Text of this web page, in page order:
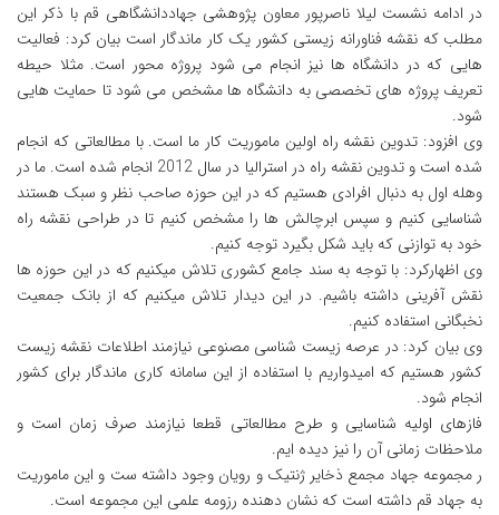
در ادامه نشست لیلا ناصرپور معاون پژوهشی جهاددانشگاهی قم با ذکر این
مطلب که نقشه فناورانه زیستی کشور یک کار ماندگار است بیان کرد: فعالیت
هایی که در دانشگاه ها نیز انجام می شود پروژه محور است. مثلا حیطه
تعریف پروژه های تخصصی به دانشگاه ها مشخص می شود تا حمایت هایی
شود.
وی افزود: تدوین نقشه راه اولین ماموریت کار ما است. با مطالعاتی که انجام
شده است و تدوین نقشه راه در استرالیا در سال 2012 انجام شده است. ما در
وهله اول به دنبال افرادی هستیم که در این حوزه صاحب نظر و سبک هستند
شناسایی کنیم و سپس ابرچالش ها را مشخص کنیم تا در طراحی نقشه راه
خود به توازنی که باید شکل بگیرد توجه کنیم.
وی اظهارکرد: با توجه به سند جامع کشوری تلاش میکنیم که در این حوزه ها
نقش آفرینی داشته باشیم. در این دیدار تلاش میکنیم که از بانک جمعیت
نخبگانی استفاده کنیم.
وی بیان کرد: در عرصه زیست شناسی مصنوعی نیازمند اطلاعات نقشه زیست
کشور هستیم که امیدواریم با استفاده از این سامانه کاری ماندگار برای کشور
انجام شود.
فازهای اولیه شناسایی و طرح مطالعاتی قطعا نیازمند صرف زمان است و
ملاحظات زمانی آن را نیز دیده ایم.
ر مجموعه جهاد مجمع ذخایر ژنتیک و رویان وجود داشته ست و این ماموریت
به جهاد قم داشته است که نشان دهنده رزومه علمی این مجموعه است.